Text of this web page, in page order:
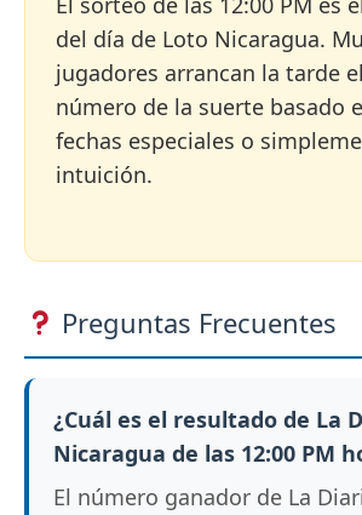
del día de Loto Nicaragua.
jugadores arrancan la tarde
número de la suerte basado
fechas especiales o
intuición.
Preguntas Frecuentes
¿Cuál es el resultado de La
Nicaragua de las 12:00 PM
El número ganador de La